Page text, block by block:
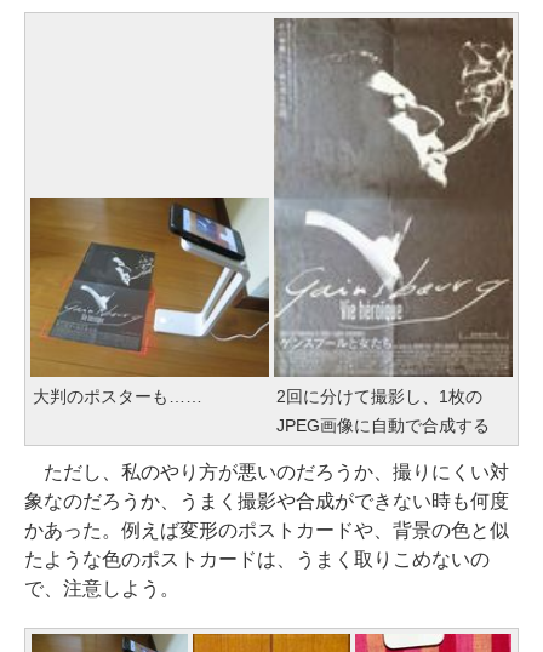
大判のポスターも……
2回に分けて撮影し、1枚の
JPEG画像に自動で合成する
ただし、私のやり方が悪いのだろうか、撮りにくい対
象なのだろうか、うまく撮影や合成ができない時も何度
かあった。例えば変形のポストカードや、背景の色と似
たような色のポストカードは、うまく取りこめないの
で、注意しよう。